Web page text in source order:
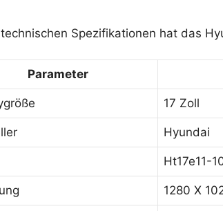
Spezifikationen hat das
Parameter
17 Zoll
Hyundai
Ht17e11-
1280 X